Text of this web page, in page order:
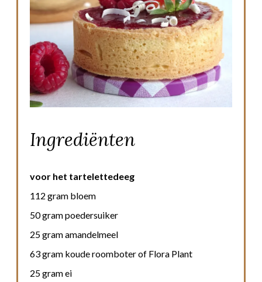
Ingrediënten
voor het tartelettedeeg
112 gram bloem
50 gram poedersuiker
25 gram amandelmeel
63 gram koude roomboter of Flora Plant
25 gram ei